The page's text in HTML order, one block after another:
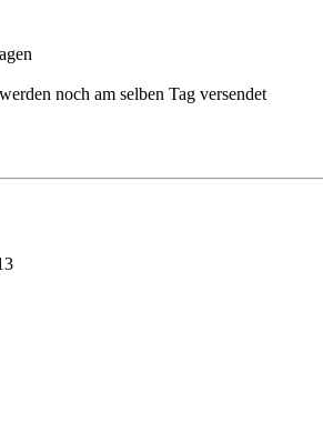
noch am selben Tag versendet